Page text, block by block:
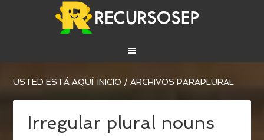
USTED ESTÁ AQUÍ:INICIO / ARCHIVOS PARAPLURAL
Irregular plural nouns